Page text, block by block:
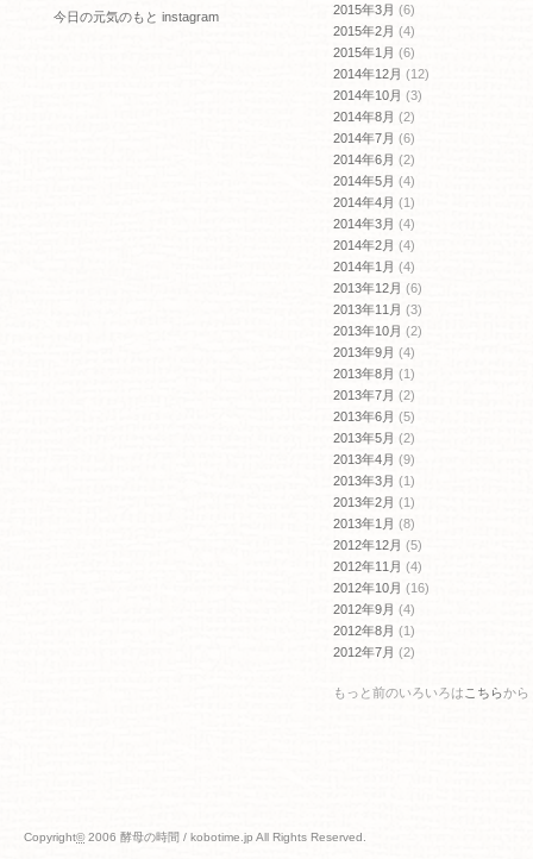
今日の元気のもと instagram
2015年3月 (6)
2015年2月 (4)
2015年1月 (6)
2014年12月 (12)
2014年10月 (3)
2014年8月 (2)
2014年7月 (6)
2014年6月 (2)
2014年5月 (4)
2014年4月 (1)
2014年3月 (4)
2014年2月 (4)
2014年1月 (4)
2013年12月 (6)
2013年11月 (3)
2013年10月 (2)
2013年9月 (4)
2013年8月 (1)
2013年7月 (2)
2013年6月 (5)
2013年5月 (2)
2013年4月 (9)
2013年3月 (1)
2013年2月 (1)
2013年1月 (8)
2012年12月 (5)
2012年11月 (4)
2012年10月 (16)
2012年9月 (4)
2012年8月 (1)
2012年7月 (2)
もっと前のいろいろは こちらから
Copyright©2006 酵母の時間 / kobotime.jp All Rights Reserved.